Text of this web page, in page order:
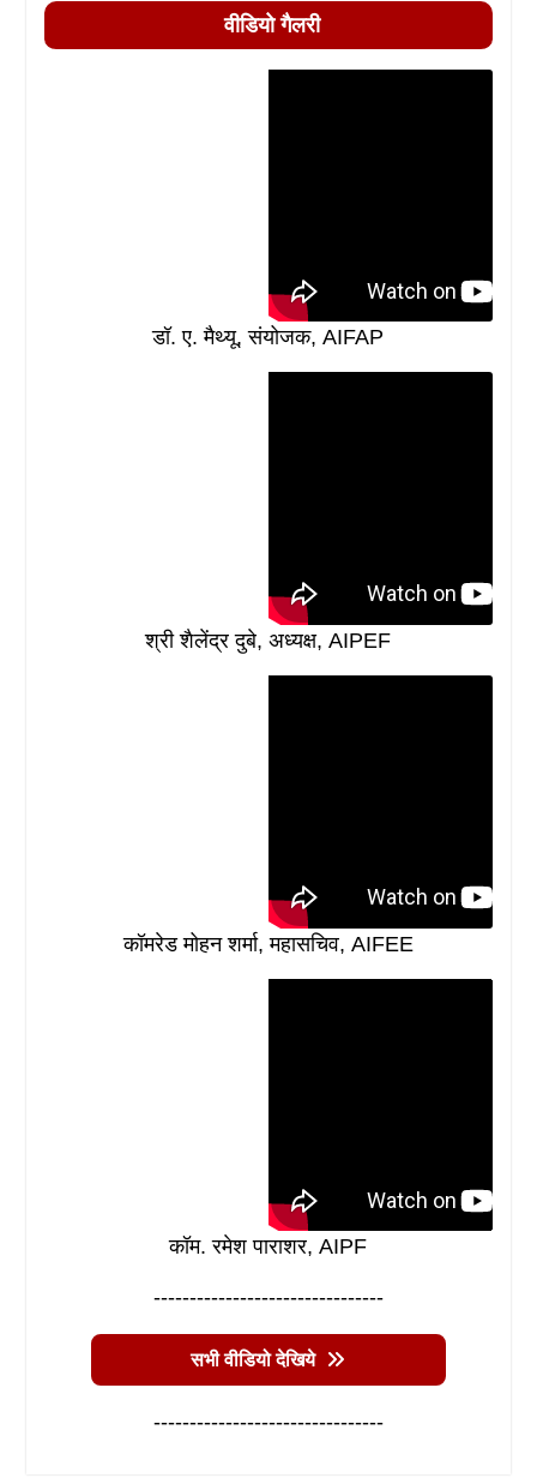
वीडियो गैलरी
डॉ. ए. मैथ्यू, संयोजक, AIFAP
श्री शैलेंद्र दुबे, अध्यक्ष, AIPEF
कॉमरेड मोहन शर्मा, महासचिव, AIFEE
कॉम. रमेश पाराशर, AIPF
--------------------------------
सभी वीडियो देखिये
--------------------------------